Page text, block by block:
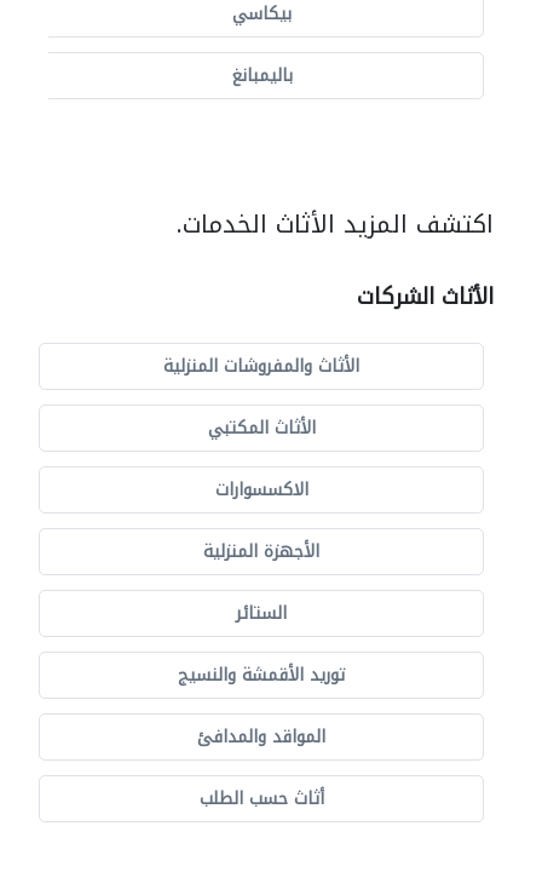
بيكاسي
باليمبانغ
اكتشف المزيد الأثاث الخدمات.
الأثاث الشركات
الأثاث والمفروشات المنزلية
الأثاث المكتبي
الاكسسوارات
الأجهزة المنزلية
الستائر
توريد الأقمشة والنسيج
المواقد والمدافئ
أثاث حسب الطلب